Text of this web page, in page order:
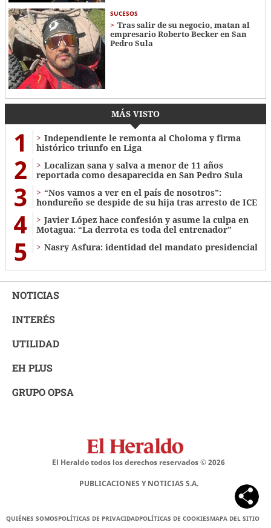
SUCESOS
Tras salir de su negocio, matan al
empresario Roberto Becker en San
Pedro Sula
MÁS VISTO
1
Independiente le remonta al Choloma y firma
histórico triunfo en Liga
2
Localizan sana y salva a menor de 11 años
reportada como desaparecida en San Pedro Sula
3
“Nos vamos a ver en el país de nosotros”:
hondureño se despide de su hija tras arresto de ICE
4
Javier López hace confesión y asume la culpa en
Motagua: “La derrota es toda del entrenador”
5 Nasry Asfura: identidad del mandato presidencial
NOTICIAS
INTERÉS
UTILIDAD
EH PLUS
GRUPO OPSA
El Heraldo todos los derechos reservados ©2026
PUBLICACIONES Y NOTICIAS S.A.
QUIÉNES SOMOSPOLÍTICAS DE PRIVACIDADPOLÍTICAS DE COOKIESMAPA DEL SITIO